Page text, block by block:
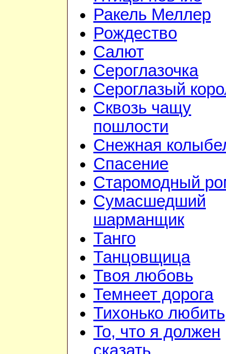
Ракель Меллер
Рождество
Салют
Сероглазочка
Сероглазый
Сквозь чащу
пошлости
Снежная
Спасение
Старомодный
Сумасшедший
шарманщик
Танго
Танцовщица
Твоя любовь
Темнеет дорога
Тихонько любить
То, что я должен